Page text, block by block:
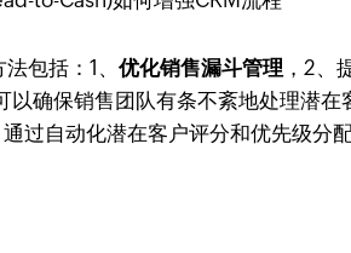
法包括：1、优化销售漏斗管理 ，2、
确保销售团队有条不紊地处理潜
过自动化潜在客户评分和优先级分